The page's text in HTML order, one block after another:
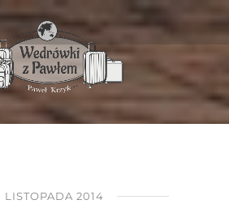
LISTOPADA 2014